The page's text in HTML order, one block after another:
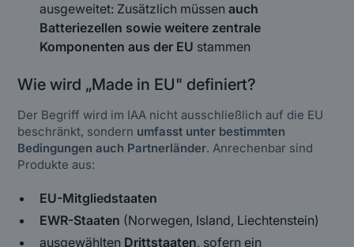
ausgeweitet: Zusätzlich müssenauch
Batteriezellen sowie weitere zentrale
Komponenten aus der EU stammen
Wie wird „Made in EU" definiert?
Der Begriff wird im IAA nicht ausschließlich auf die EU
beschränkt, sondern umfasst unter bestimmten
Bedingungen auch Partnerländer. Anrechenbar sind
Produkte aus:
EU-Mitgliedstaaten
EWR-Staaten (Norwegen, Island, Liechtenstein)
ausgewählten Drittstaaten, sofern ein